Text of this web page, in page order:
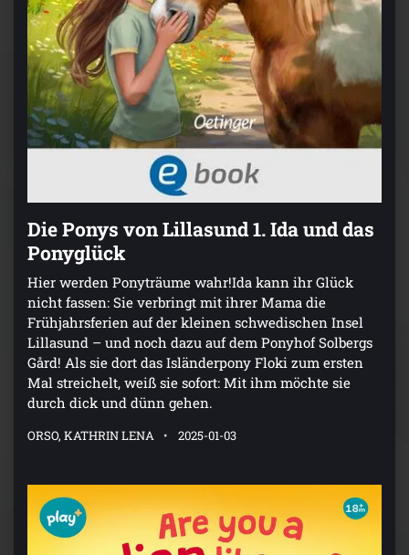
Die Ponys von Lillasund 1. Ida und das
Ponyglück
Hier werden Ponyträume wahr!Ida kann ihr Glück
nicht fassen: Sie verbringt mit ihrer Mama die
Frühjahrsferien auf der kleinen schwedischen Insel
Lillasund – und noch dazu auf dem Ponyhof Solbergs
Gård! Als sie dort das Isländerpony Floki zum ersten
Mal streichelt, weiß sie sofort: Mit ihm möchte sie
durch dick und dünn gehen.
ORSO, KATHRIN LENA 2025-01-03